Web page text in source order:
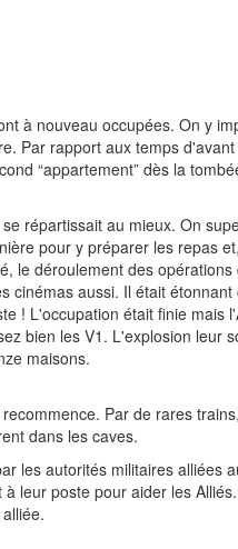
à nouveau occupées. On y
Par rapport aux temps
“appartement” dès la
répartissait au mieux. On
pour y préparer les repas
déroulement des
aussi. Il était
! L'occupation était finie mais
bien les V1. L'explosion leur
maisons.
Par de rares
dans les caves.
les autorités militaires alliées
leur poste pour aider les